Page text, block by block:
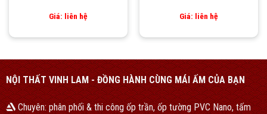
Giá: liên hệ Giá: liên hệ
NỘI THẤT VINH LAM - ĐỒNG HÀNH CÙNG MÁI ẤM CỦA BẠN
Chuyên: phân phối & thi công ốp trần, ốp tường PVC Nano, tấm